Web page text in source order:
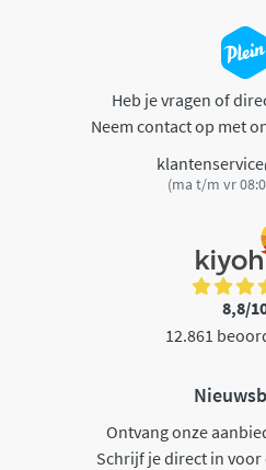
Heb je vragen of
Neem contact op met
(ma t/m vr
8,8/
12.861
Ontvang onze
Schrijf je direct in